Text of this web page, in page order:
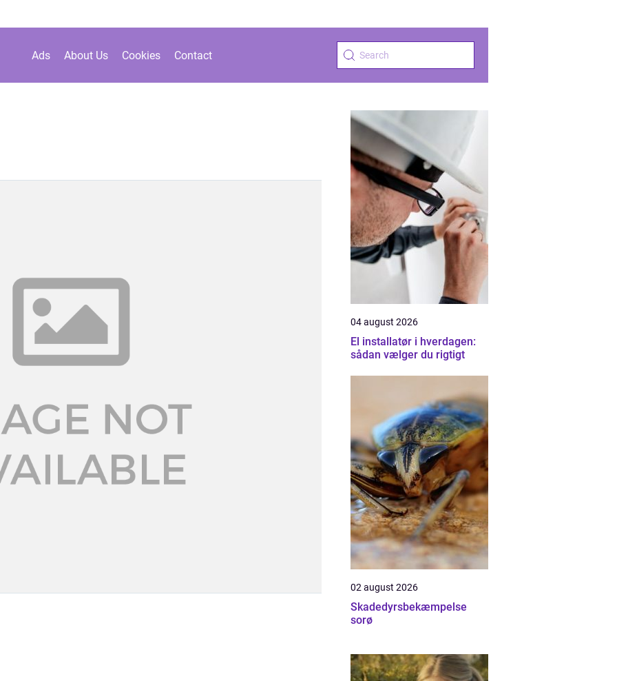
Ads About Us Cookies Contact
04 august 2026
El installatør i hverdagen:
sådan vælger du rigtigt
02 august 2026
Skadedyrsbekæmpelse
sorø